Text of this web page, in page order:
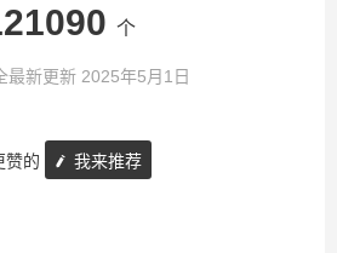
个
最新更新 2025年5月1日
赞的 我来推荐